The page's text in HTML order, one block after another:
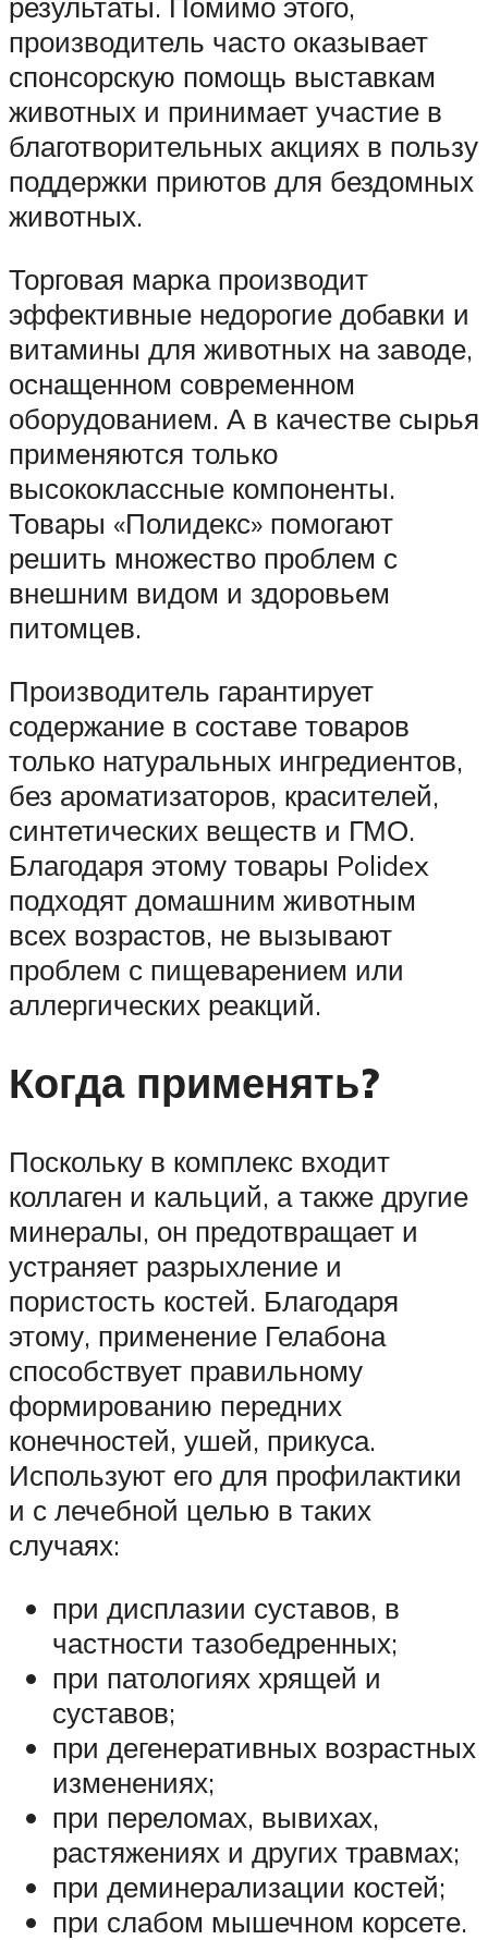
результаты. Помимо этого,
производитель часто оказывает
спонсорскую помощь выставкам
животных и принимает участие в
благотворительных акциях в пользу
поддержки приютов для бездомных
животных.
Торговая марка производит
эффективные недорогие добавки и
витамины для животных на заводе,
оснащенном современном
оборудованием. А в качестве сырья
применяются только
высококлассные компоненты.
Товары «Полидекс» помогают
решить множество проблем с
внешним видом и здоровьем
питомцев.
Производитель гарантирует
содержание в составе товаров
только натуральных ингредиентов,
без ароматизаторов, красителей,
синтетических веществ и ГМО.
Благодаря этому товары Polidex
подходят домашним животным
всех возрастов, не вызывают
проблем с пищеварением или
аллергических реакций.
Когда применять?
Поскольку в комплекс входит
коллаген и кальций, а также другие
минералы, он предотвращает и
устраняет разрыхление и
пористость костей. Благодаря
этому, применение Гелабона
способствует правильному
формированию передних
конечностей, ушей, прикуса.
Используют его для профилактики
и с лечебной целью в таких
случаях:
при дисплазии суставов, в
частности тазобедренных;
при патологиях хрящей и
суставов;
при дегенеративных возрастных
изменениях;
при переломах, вывихах,
растяжениях и других травмах;
при деминерализации костей;
при слабом мышечном корсете.